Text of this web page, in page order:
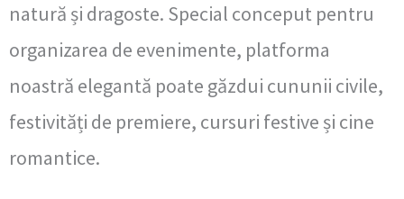
natură și dragoste. Special conceput pentru
organizarea de evenimente, platforma
noastră elegantă poate găzdui cununii civile,
festivități de premiere, cursuri festive și cine
romantice.